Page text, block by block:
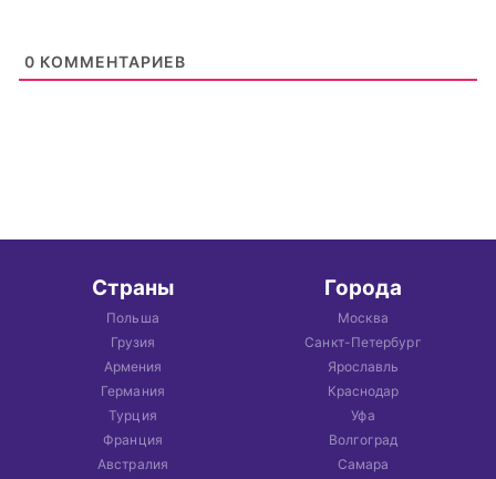
0 КОММЕНТАРИЕВ
Страны
Польша
Грузия
Армения
Германия
Турция
Франция
Австралия
Города
Москва
Санкт-Петербург
Ярославль
Краснодар
Уфа
Волгоград
Самара